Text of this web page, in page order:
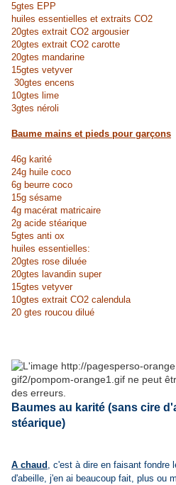
5gtes EPP
huiles essentielles et extraits CO2
20gtes extrait CO2 argousier
20gtes extrait CO2 carotte
20gtes mandarine
15gtes vetyver
30gtes encens
10gtes lime
3gtes néroli
Baume mains et pieds pour garçons
46g karité
24g huile coco
6g beurre coco
15g sésame
4g macérat matricaire
2g acide stéarique
5gtes anti ox
huiles essentielles:
20gtes rose diluée
20gtes lavandin super
15gtes vetyver
10gtes extrait CO2 calendula
20 gtes roucou dilué
Baumes au karité (sans cire
stéarique)
A chaud , c'est à dire en faisant fondre
d'abeille, j'en ai beaucoup fait, plus ou